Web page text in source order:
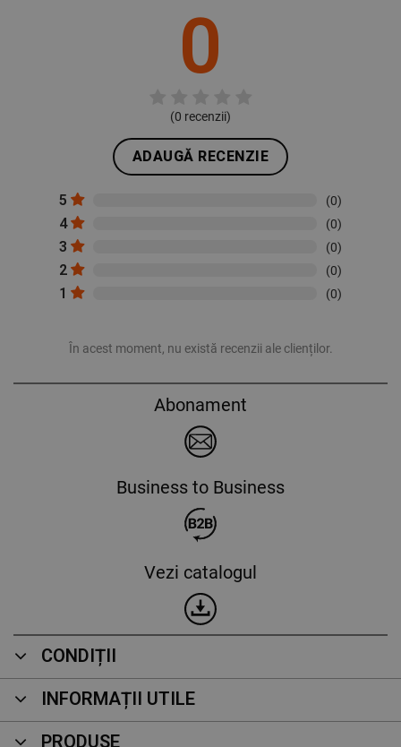
0
(0 recenzii)
ADAUGĂ RECENZIE
5 (0)
4 (0)
3 (0)
2 (0)
1 (0)
În acest moment, nu există recenzii ale clienților.
Abonament
Business to Business
Vezi catalogul
CONDIȚII
INFORMAȚII UTILE
PRODUSE